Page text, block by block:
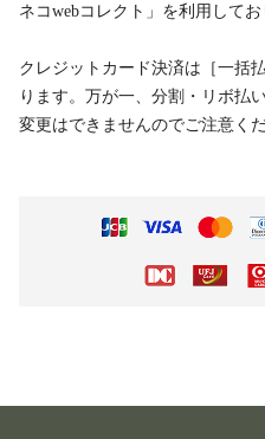
ネコwebコレクト」を利用してお
クレジットカード決済は［一括
ります。万が一、分割・リボ払
変更はできませんのでご注意くだ